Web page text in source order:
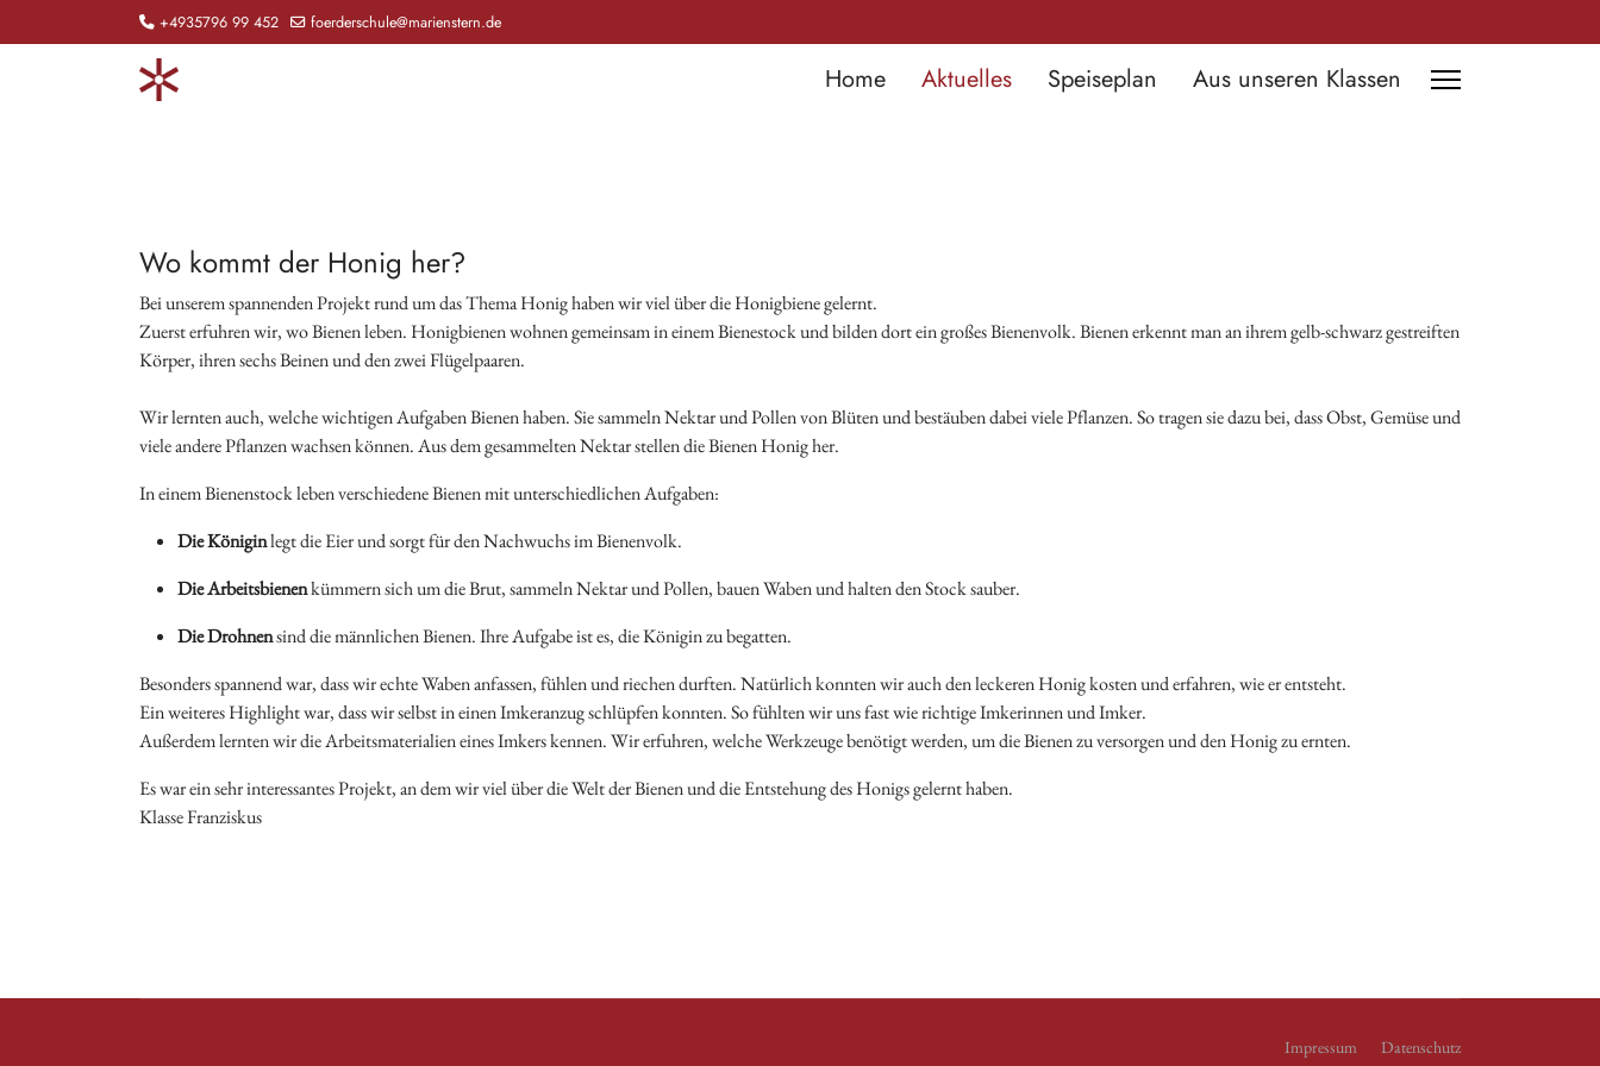
+4935796 99 452 foerderschule@marienstern.de
Home Aktuelles Speiseplan Aus unseren Klassen
Wo kommt der Honig her?
Bei unserem spannenden Projekt rund um das Thema Honig haben wir viel über die Honigbiene gelernt.
Zuerst erfuhren wir, wo Bienen leben. Honigbienen wohnen gemeinsam in einem Bienestock und bilden dort ein großes Bienenvolk. Bienen erkennt man an ihrem gelb-schwarz gestreiften
Körper, ihren sechs Beinen und den zwei Flügelpaaren.
Wir lernten auch, welche wichtigen Aufgaben Bienen haben. Sie sammeln Nektar und Pollen von Blüten und bestäuben dabei viele Pflanzen. So tragen sie dazu bei, dass Obst, Gemüse und
viele andere Pflanzen wachsen können. Aus dem gesammelten Nektar stellen die Bienen Honig her.
In einem Bienenstock leben verschiedene Bienen mit unterschiedlichen Aufgaben:
Die Königinlegt die Eier und sorgt für den Nachwuchs im Bienenvolk.
Die Arbeitsbienenkümmern sich um die Brut, sammeln Nektar und Pollen, bauen Waben und halten den Stock sauber.
Die Drohnensind die männlichen Bienen. Ihre Aufgabe ist es, die Königin zu begatten.
Besonders spannend war, dass wir echte Waben anfassen, fühlen und riechen durften. Natürlich konnten wir auch den leckeren Honig kosten und erfahren, wie er entsteht.
Ein weiteres Highlight war, dass wir selbst in einen Imkeranzug schlüpfen konnten. So fühlten wir uns fast wie richtige Imkerinnen und Imker.
Außerdem lernten wir die Arbeitsmaterialien eines Imkers kennen. Wir erfuhren, welche Werkzeuge benötigt werden, um die Bienen zu versorgen und den Honig zu ernten.
Es war ein sehr interessantes Projekt, an dem wir viel über die Welt der Bienen und die Entstehung des Honigs gelernt haben.
Klasse Franziskus
Impressum Datenschutz